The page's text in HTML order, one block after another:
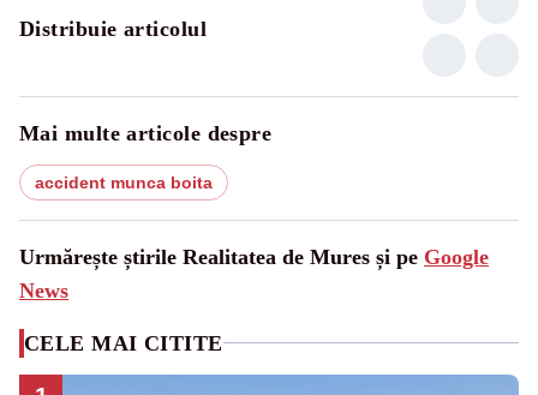
Distribuie articolul
Mai multe articole despre
accident munca boita
Urmărește știrile Realitatea de Mures și pe Google
News
CELE MAI CITITE